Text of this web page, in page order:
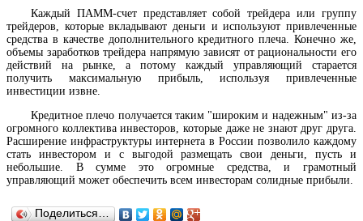
Каждый ПАММ-счет представляет собой трейдера или группу
трейдеров, которые вкладывают деньги и используют привлеченные
средства в качестве дополнительного кредитного плеча. Конечно же,
объемы заработков трейдера напрямую зависят от рациональности его
действий на рынке, а потому каждый управляющий старается
получить максимальную прибыль, используя привлеченные
инвестиции извне.
Кредитное плечо получается таким "широким и надежным" из-за
огромного коллектива инвесторов, которые даже не знают друг друга.
Расширение инфраструктуры интернета в России позволило каждому
стать инвестором и с выгодой размещать свои деньги, пусть и
небольшие. В сумме это огромные средства, и грамотный
управляющий может обеспечить всем инвесторам солидные прибыли.
Поделиться…